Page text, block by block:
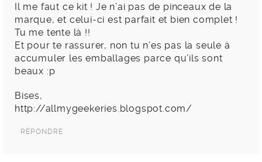
Il me faut ce kit ! Je n’ai pas de pinceaux de la
marque, et celui-ci est parfait et bien complet !
Tu me tente là !!
Et pour te rassurer, non tu n’es pas la seule à
accumuler les emballages parce qu’ils sont
beaux :p
Bises,
http://allmygeekeries.blogspot.com/
RÉPONDRE